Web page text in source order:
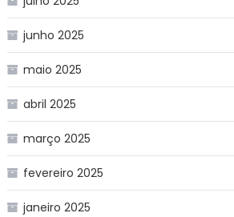
junho 2025
maio 2025
abril 2025
março 2025
fevereiro 2025
janeiro 2025